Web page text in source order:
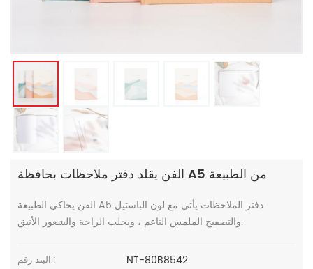
الفن يقلد دفتر ملاحظات بحافظة A5 من الطبيعة
الفن يحاكي الطبيعة A5 دفتر الملاحظات يأتي مع لون الباستيل
والتصفيح الملمس الناعم ، ويجلب الراحة والشعور الأنيق.
البند رقم.: NT-80B8542